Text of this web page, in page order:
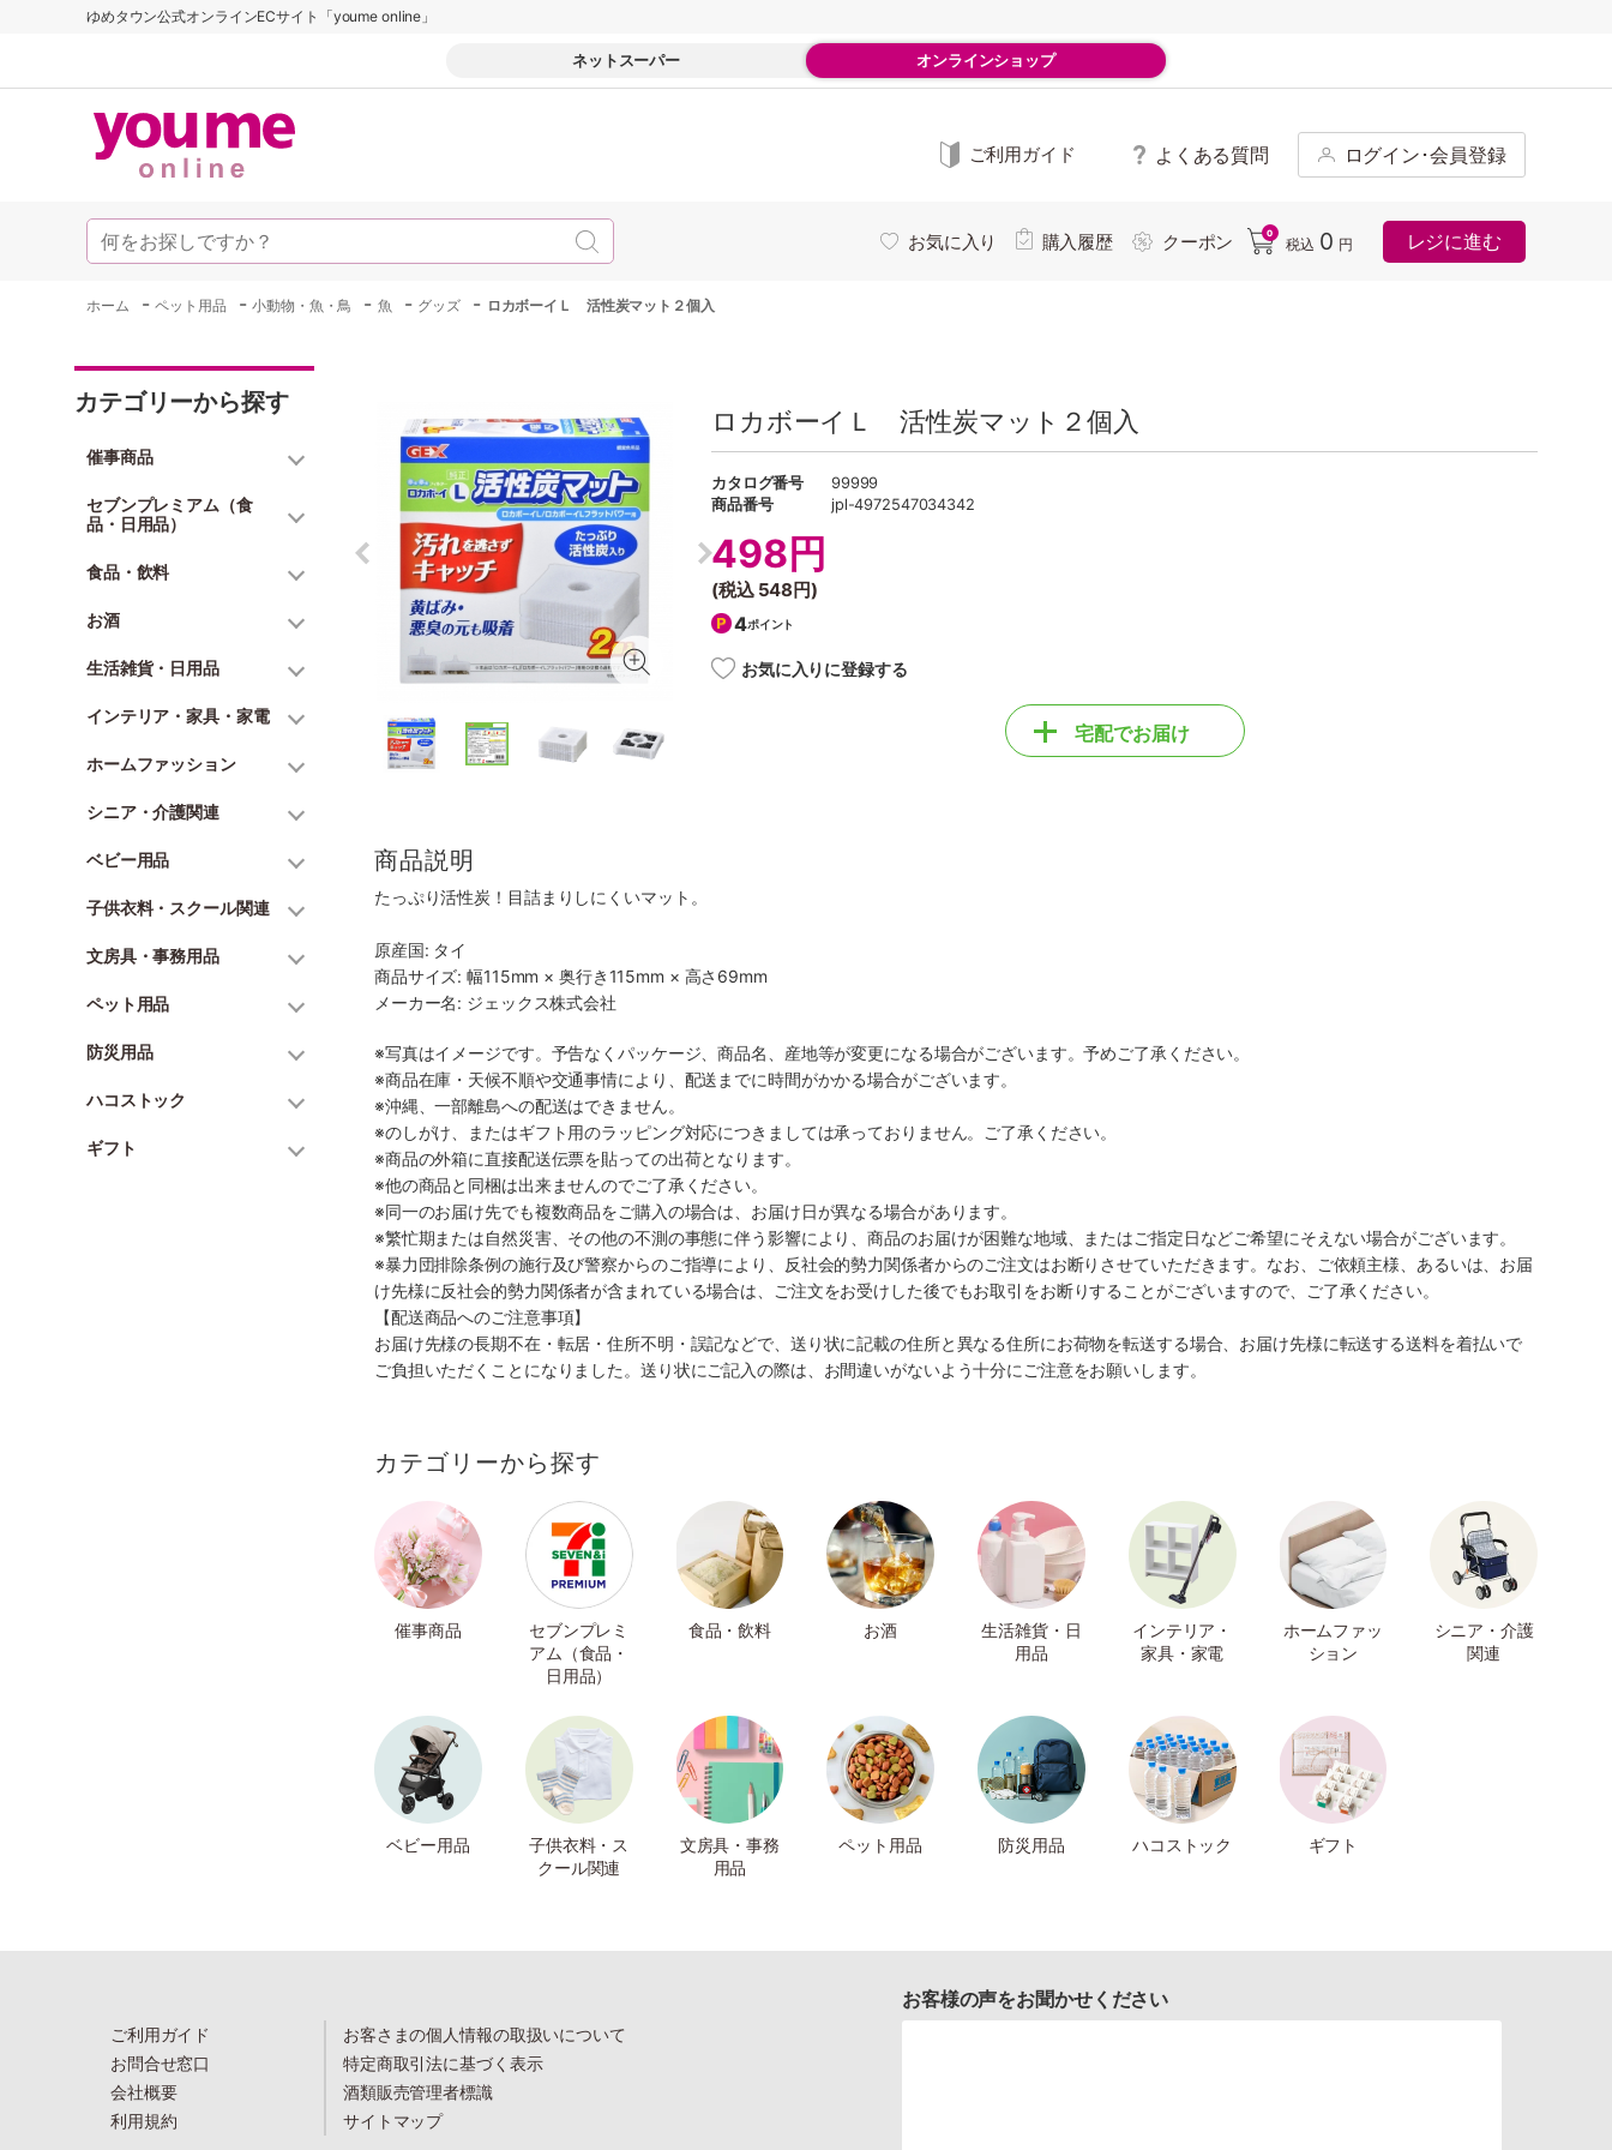
ゆめタウン公式オンラインECサイト「youme online」
ネットスーパー オンラインショップ
ご利用ガイド よくある質問 ログイン･会員登録
お気に入り 購入履歴 クーポン 0
税込 0 円 レジに進む
ホーム -ペット用品 -小動物・魚・鳥 - 魚 - グッズ - ロカボーイＬ 活性炭マット２個入
カテゴリーから探す
催事商品
セブンプレミアム（食
品・日用品）
食品・飲料
お酒
生活雑貨・日用品
インテリア・家具・家電
ホームファッション
シニア・介護関連
ベビー用品
子供衣料・スクール関連
文房具・事務用品
ペット用品
防災用品
ハコストック
ギフト
ロカボーイＬ 活性炭マット２個入
カタログ番号
99999
商品番号
jpl-4972547034342
498円
(税込 548円)
4ポイント
お気に入りに登録する
宅配でお届け
商品説明
たっぷり活性炭！目詰まりしにくいマット。
原産国: タイ
商品サイズ: 幅115mm × 奥行き115mm × 高さ69mm
メーカー名: ジェックス株式会社
※写真はイメージです。予告なくパッケージ、商品名、産地等が変更になる場合がございます。予めご了承ください。
※商品在庫・天候不順や交通事情により、配送までに時間がかかる場合がございます。
※沖縄、一部離島への配送はできません。
※のしがけ、またはギフト用のラッピング対応につきましては承っておりません。ご了承ください。
※商品の外箱に直接配送伝票を貼っての出荷となります。
※他の商品と同梱は出来ませんのでご了承ください。
※同一のお届け先でも複数商品をご購入の場合は、お届け日が異なる場合があります。
※繁忙期または自然災害、その他の不測の事態に伴う影響により、商品のお届けが困難な地域、またはご指定日などご希望にそえない場合がございます。
※暴力団排除条例の施行及び警察からのご指導により、反社会的勢力関係者からのご注文はお断りさせていただきます。なお、ご依頼主様、あるいは、お届
け先様に反社会的勢力関係者が含まれている場合は、ご注文をお受けした後でもお取引をお断りすることがございますので、ご了承ください。
【配送商品へのご注意事項】
お届け先様の長期不在・転居・住所不明・誤記などで、送り状に記載の住所と異なる住所にお荷物を転送する場合、お届け先様に転送する送料を着払いで
ご負担いただくことになりました。送り状にご記入の際は、お間違いがないよう十分にご注意をお願いします。
カテゴリーから探す
催事商品
セブンプレミ
アム（食品・
日用品）
食品・飲料 お酒
生活雑貨・日
用品
インテリア・
家具・家電
ホームファッ
ション
シニア・介護
関連
ベビー用品
子供衣料・ス
クール関連
文房具・事務
用品
ペット用品 防災用品 ハコストック ギフト
ご利用ガイド
お問合せ窓口
会社概要
利用規約
お客さまの個人情報の取扱いについて
特定商取引法に基づく表示
酒類販売管理者標識
サイトマップ
お客様の声をお聞かせください